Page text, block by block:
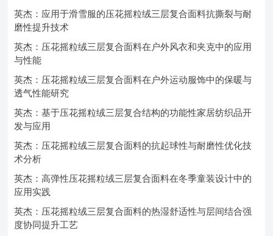
英杰：应用于滑雪服的压花摇粒绒三层复合面料抗撕裂与耐
磨性提升技术
英杰：压花摇粒绒三层复合面料在户外风衣和夹克中的应用
与性能
英杰：压花摇粒绒三层复合面料在户外运动服饰中的保暖与
透气性能研究
英杰：基于压花摇粒绒三层复合结构的功能性家居纺织品开
发与应用
英杰：压花摇粒绒三层复合面料的抗起球性与耐磨性优化技
术分析
英杰：高弹性压花摇粒绒三层复合面料在冬季童装设计中的
应用实践
英杰：压花摇粒绒三层复合面料的热湿舒适性与层间结合强
度协同提升工艺